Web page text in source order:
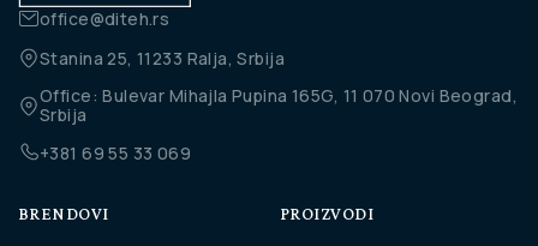
office@diteh.rs
Stanina 25, 11233 Ralja, Srbija
Office: Bulevar Mihajla Pupina 165G, 11 070 Novi Beograd,
Srbija
+381 69 55 33 069
BRENDOVI PROIZVODI